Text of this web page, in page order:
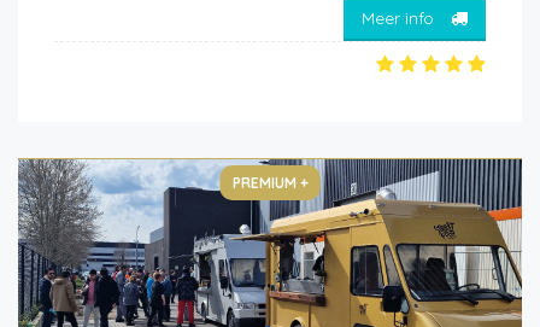
Meer info
PREMIUM +